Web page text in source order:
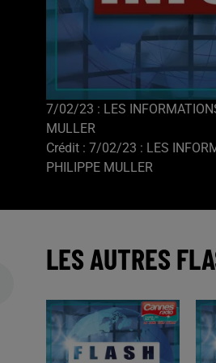
7/02/23 : LES
MULLER
Crédit : 7/02/23 : LES
PHILIPPE MULLER
LES AUTRES